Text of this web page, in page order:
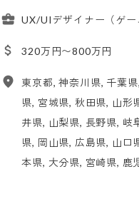
UX/UIデザイナー（ゲー
320万円〜800万円
東京都, 神奈川県, 千葉
県, 宮城県, 秋田県, 山形
井県, 山梨県, 長野県, 岐
県, 岡山県, 広島県, 山口
本県, 大分県, 宮崎県, 鹿